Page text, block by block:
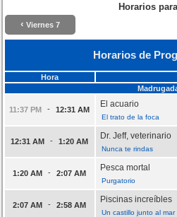
Horarios
‹ Viernes 7
Horarios de
Hora
11:37 PM - 12:31 AM
El acuario
El trato de la foca
12:31 AM - 1:20 AM
Dr. Jeff, veterinario
Nunca te rindas
1:20 AM - 2:07 AM
Pesca mortal
Purgatorio
2:07 AM - 2:58 AM
Piscinas increíbles
Un castillo junto al mar